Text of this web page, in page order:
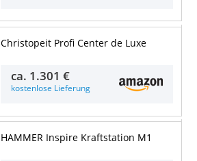
Christopeit Profi Center de Luxe
ca. 1.301 €
kostenlose Lieferung
HAMMER Inspire Kraftstation M1